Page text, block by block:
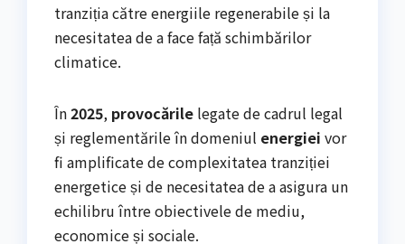
tranziția către energiile regenerabile și la
necesitatea de a face față schimbărilor
climatice.
În2025, provocările legate de cadrul legal
și reglementările în domeniul energiei vor
fi amplificate de complexitatea tranziției
energetice și de necesitatea de a asigura un
echilibru între obiectivele de mediu,
economice și sociale.